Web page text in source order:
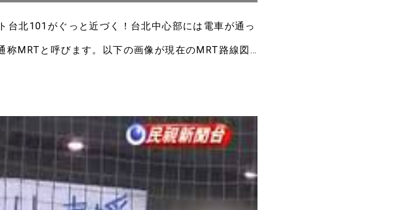
台北101がぐっと近づく！台北中心部には電車が通っ
MRTと呼びます。以下の画像が現在のMRT路線図